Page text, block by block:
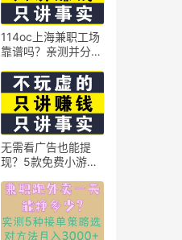
114oc上海兼职工场
靠谱吗？亲测并分享
无需看广告也能提
现？5款免费小游戏